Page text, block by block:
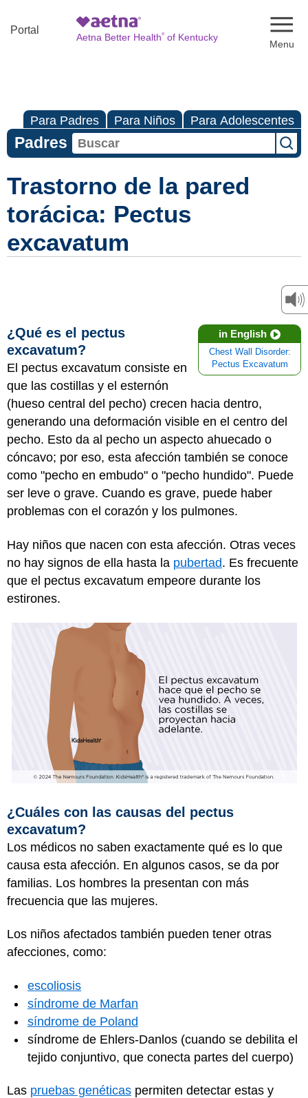
Portal
Aetna Better Health®of Kentucky
Para Padres Para Niños Para Adolescentes
Padres
Trastorno de la pared
torácica: Pectus
excavatum
in English
Chest Wall Disorder:
Pectus Excavatum
¿Qué es el pectus
excavatum?
El pectus excavatum consiste en
que las costillas y el esternón
(hueso central del pecho) crecen hacia dentro,
generando una deformación visible en el centro del
pecho. Esto da al pecho un aspecto ahuecado o
cóncavo; por eso, esta afección también se conoce
como "pecho en embudo" o "pecho hundido". Puede
ser leve o grave. Cuando es grave, puede haber
problemas con el corazón y los pulmones.
Hay niños que nacen con esta afección. Otras veces
no hay signos de ella hasta la pubertad. Es frecuente
que el pectus excavatum empeore durante los
estirones.
¿Cuáles con las causas del pectus
excavatum?
Los médicos no saben exactamente qué es lo que
causa esta afección. En algunos casos, se da por
familias. Los hombres la presentan con más
frecuencia que las mujeres.
Los niños afectados también pueden tener otras
afecciones, como:
escoliosis
síndrome de Marfan
síndrome de Poland
síndrome de Ehlers-Danlos (cuando se debilita el
tejido conjuntivo, que conecta partes del cuerpo)
Las pruebas genéticas permiten detectar estas y